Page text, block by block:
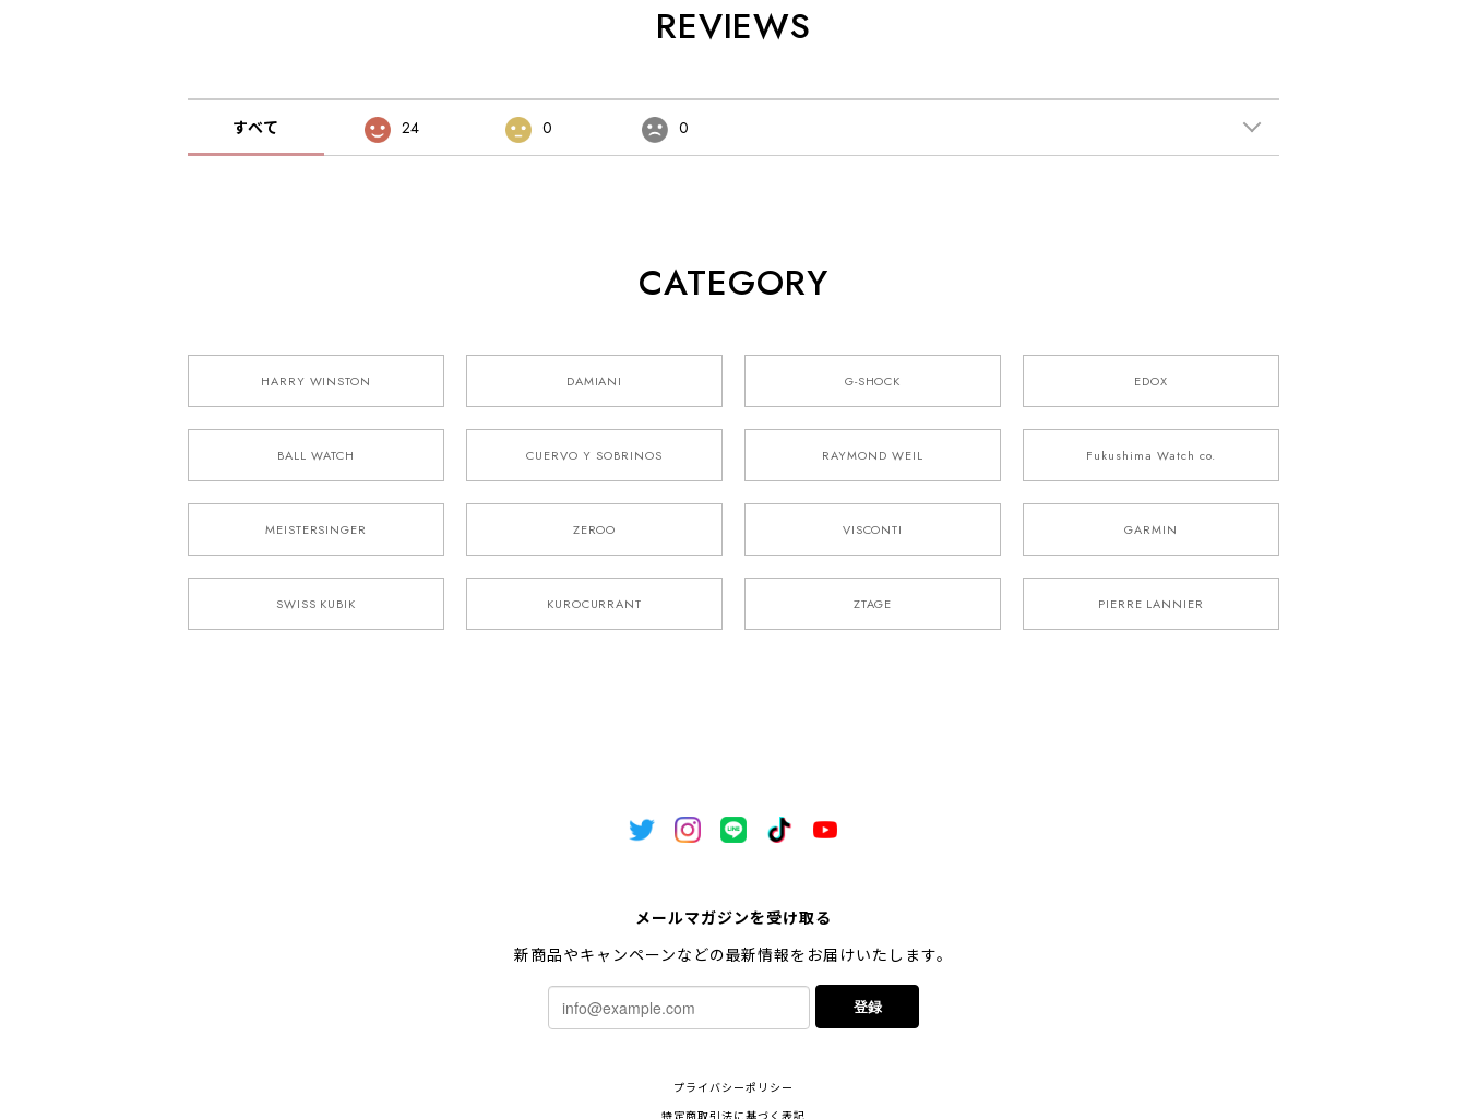
REVIEWS
すべて 24 0 0
CATEGORY
HARRY WINSTON DAMIANI G-SHOCK EDOX
BALL WATCH CUERVO Y SOBRINOS RAYMOND WEIL Fukushima Watch co.
MEISTERSINGER ZEROO VISCONTI GARMIN
SWISS KUBIK KUROCURRANT ZTAGE PIERRE LANNIER
メールマガジンを受け取る
新商品やキャンペーンなどの最新情報をお届けいたします。
登録
プライバシーポリシー